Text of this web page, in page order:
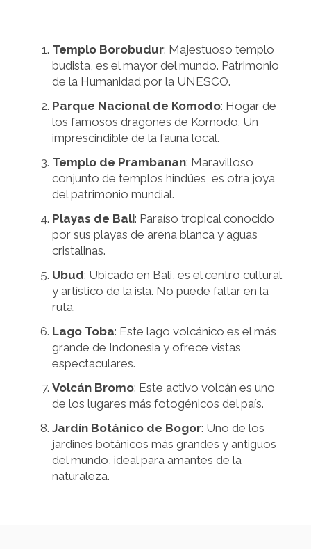
Templo Borobudur: Majestuoso templo
budista, es el mayor del mundo. Patrimonio
de la Humanidad por la UNESCO.
Parque Nacional de Komodo: Hogar de
los famosos dragones de Komodo. Un
imprescindible de la fauna local.
Templo de Prambanan: Maravilloso
conjunto de templos hindúes, es otra joya
del patrimonio mundial.
Playas de Bali: Paraíso tropical conocido
por sus playas de arena blanca y aguas
cristalinas.
Ubud: Ubicado en Bali, es el centro cultural
y artístico de la isla. No puede faltar en la
ruta.
Lago Toba: Este lago volcánico es el más
grande de Indonesia y ofrece vistas
espectaculares.
Volcán Bromo: Este activo volcán es uno
de los lugares más fotogénicos del país.
Jardín Botánico de Bogor: Uno de los
jardines botánicos más grandes y antiguos
del mundo, ideal para amantes de la
naturaleza.